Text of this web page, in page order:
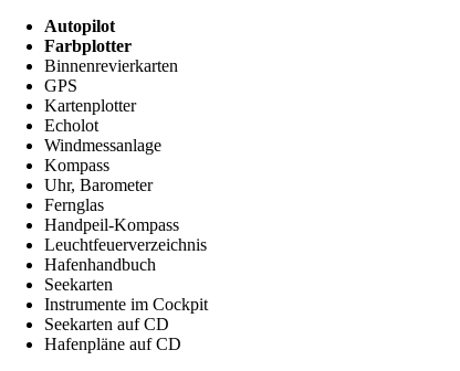
Autopilot
Farbplotter
Binnenrevierkarten
GPS
Kartenplotter
Echolot
Windmessanlage
Kompass
Uhr, Barometer
Fernglas
Handpeil-Kompass
Leuchtfeuerverzeichnis
Hafenhandbuch
Seekarten
Instrumente im Cockpit
Seekarten auf CD
Hafenpläne auf CD